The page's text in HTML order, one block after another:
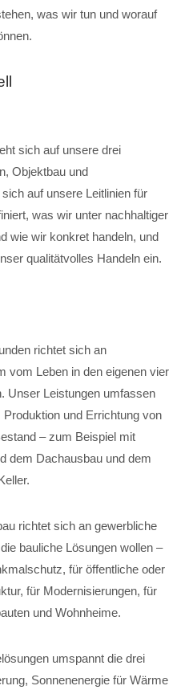
was wir tun und worauf
sich auf unsere drei
Objektbau und
auf unsere Leitlinien für
was wir unter nachhaltiger
wie wir konkret handeln, und
qualitätvolles Handeln ein.
richtet sich an
vom Leben in den eigenen vier
Unser Leistungen umfassen
und Errichtung von
– zum Beispiel mit
dem Dachausbau und dem
richtet sich an gewerbliche
bauliche Lösungen wollen –
für öffentliche oder
für Modernisierungen, für
und Wohnheime.
umspannt die drei
Sonnenenergie für Wärme